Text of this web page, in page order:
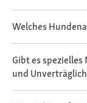
Welches
Gibt es
und